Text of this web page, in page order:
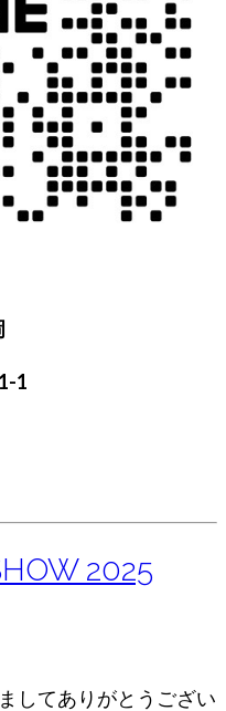
1
2025
してありがとうござい